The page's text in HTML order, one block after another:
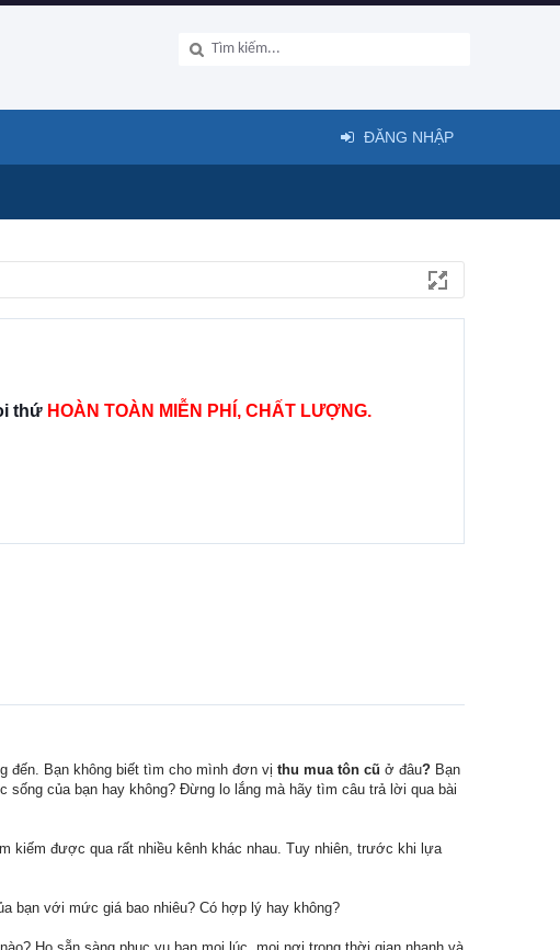
thứ HOÀN TOÀN MIỄN PHÍ, CHẤT LƯỢNG.
đến. Bạn không biết tìm cho mình đơn vị thu mua tôn cũ ở đâu? Bạn
của bạn hay không? Đừng lo lắng mà hãy tìm câu trả lời qua bài
kiếm được qua rất nhiều kênh khác nhau. Tuy nhiên, trước khi lựa
bạn với mức giá bao nhiêu? Có hợp lý hay không?
ĐĂNG NHẬP